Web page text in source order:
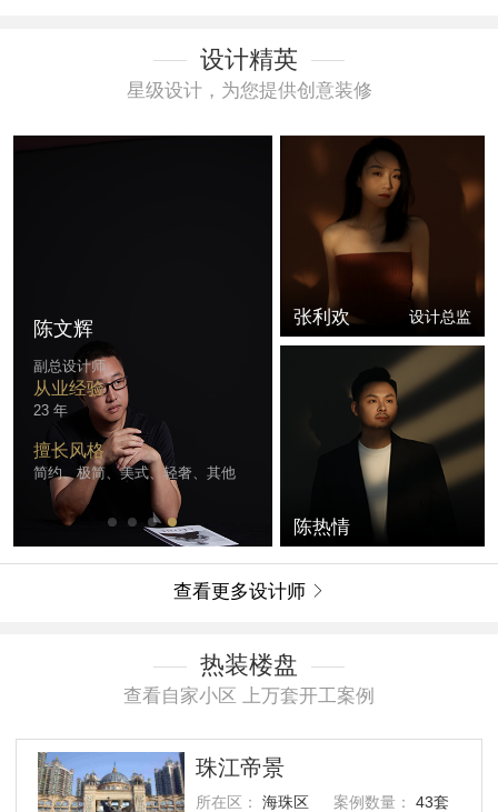
设计精英
星级设计，为您提供创意装修
陈文辉
副总设计师
从业经验
23 年
擅长风格
简约、极简、美式、轻奢、其他
张利欢 设计总监
陈热情
查看更多设计师 
热装楼盘
查看自家小区 上万套开工案例
珠江帝景
所在区： 海珠区 案例数量：
43套